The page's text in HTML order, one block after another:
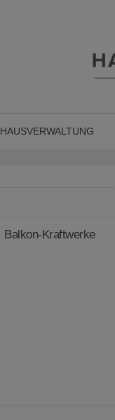
HAUSVERWALTUNG
Balkon-Kraftwerke